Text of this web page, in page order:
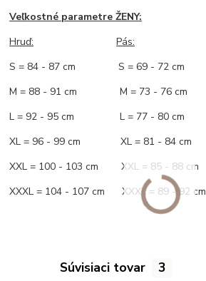
Veľkostné parametre ŽENY:
Hruď:
Pás:
S = 84 - 87 cm S = 69 - 72 cm
M = 88 - 91 cm M = 73 - 76 cm
L = 92 - 95 cm L = 77 - 80 cm
XL = 96 - 99 cm XL = 81 - 84 cm
XXL = 100 - 103 cm XXL = 85 - 88 cm
XXXL = 104 - 107 cm XXXL = 89 - 92 cm
Súvisiaci tovar 3